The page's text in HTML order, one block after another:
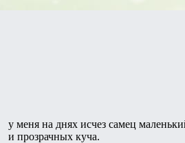
у меня на днях исчез самец
и прозрачных куча.